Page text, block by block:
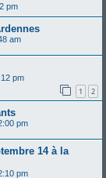
pm
am
pm
1 2
pm
14 à la
pm